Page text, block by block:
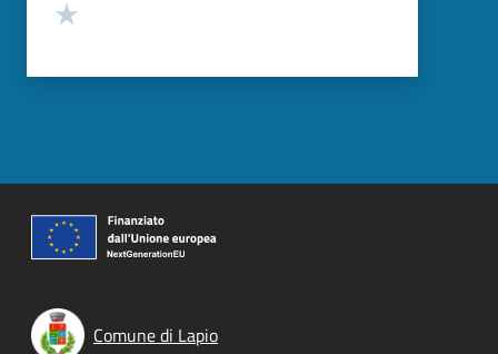
Comune di Lapio